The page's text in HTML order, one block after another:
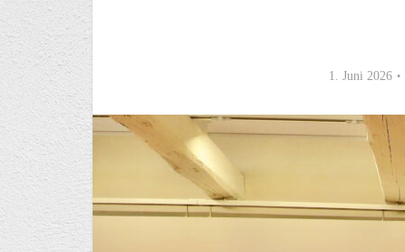
1. Juni 2026